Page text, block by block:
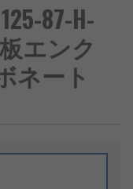
87-H-
エンク
ネート